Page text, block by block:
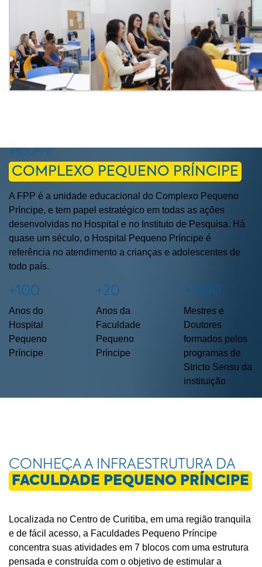
#SOUFPP
COMPLEXO PEQUENO PRÍNCIPE
A FPP é a unidade educacional do Complexo Pequeno
Príncipe, e tem papel estratégico em todas as ações
desenvolvidas no Hospital e no Instituto de Pesquisa. Há
quase um século, o Hospital Pequeno Príncipe é
referência no atendimento a crianças e adolescentes de
todo país.
+100
Anos do
Hospital
Pequeno
Príncipe
+20
Anos da
Faculdade
Pequeno
Príncipe
+ 400
Mestres e
Doutores
formados pelos
programas de
Stricto Sensu da
instituição
CONHEÇA A INFRAESTRUTURA DA
FACULDADE PEQUENO PRÍNCIPE
Localizada no Centro de Curitiba, em uma região tranquila
e de fácil acesso, a Faculdades Pequeno Príncipe
concentra suas atividades em 7 blocos com uma estrutura
pensada e construída com o objetivo de estimular a